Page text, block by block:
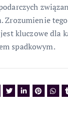
Zrozumienie
kluczowe dla
spadkowym.